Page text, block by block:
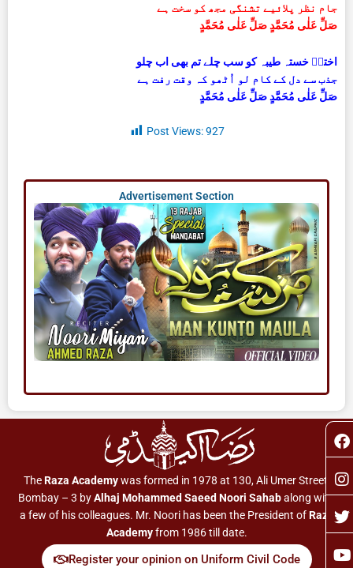
جام نظر پلائیے تشنگی مجھ کو سخت ہے
صَلِّ عَلٰی مُحَمَّدٍ صَلِّ عَلٰی مُحَمَّدٍ
اخترؔ خستہ طیبہ کو سب چلے تم بھی اب چلو
جذب سے دل کے کام لو اُٹھو کہ وقت رفت ہے
صَلِّ عَلٰی مُحَمَّدٍ صَلِّ عَلٰی مُحَمَّدٍ
Post Views:927
Advertisement Section
TheRaza Academywas formed in 1978 at 130, Ali Umer Street,
Bombay – 3 byAlhaj Mohammed Saeed Noori Sahabalong with
a few of his colleagues. Mr. Noori has been the President ofRaza
Academyfrom 1986 till date.
Register your opinion on Uniform Civil Code
F
a
c
e
b
o
o
k
I
n
s
t
a
g
r
a
T
w
i
t
t
e
r
Y
o
u
t
u
b
e